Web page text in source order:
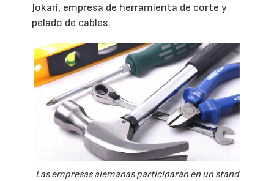
Jokari, empresa de herramienta de corte y
pelado de cables.
Las empresas alemanas participarán en un stand